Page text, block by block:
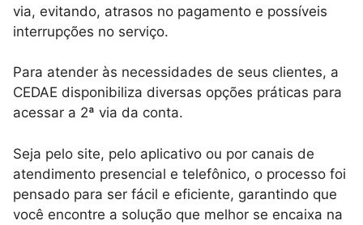
via, evitando, atrasos no pagamento e possíveis
interrupções no serviço.
Para atender às necessidades de seus clientes, a
CEDAE disponibiliza diversas opções práticas para
acessar a 2ª via da conta.
Seja pelo site, pelo aplicativo ou por canais de
atendimento presencial e telefônico, o processo foi
pensado para ser fácil e eficiente, garantindo que
você encontre a solução que melhor se encaixa na